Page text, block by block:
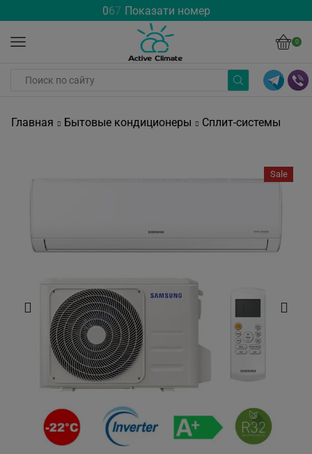
067 Показати номер
0
Главная Бытовые кондиционеры Сплит-системы
Sale